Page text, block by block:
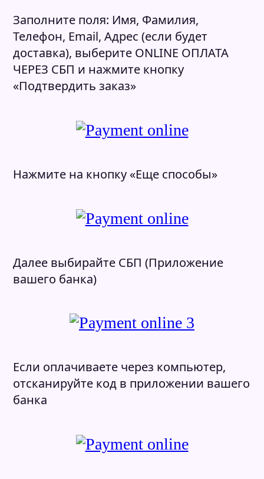
Заполните поля: Имя, Фамилия,
Телефон, Email, Адрес (если будет
доставка), выберите ONLINE ОПЛАТА
ЧЕРЕЗ СБП и нажмите кнопку
«Подтвердить заказ»
Нажмите на кнопку «Еще способы»
Далее выбирайте СБП (Приложение
вашего банка)
Если оплачиваете через компьютер,
отсканируйте код в приложении вашего
банка
Подтвердите, что Вы человек
Нажимая на кнопку, ясоглашаюсь на
обработку своих персональных данных
Согласен(на) с политикой обработки
персональных данных
Нажимая на кнопку, я соглашаюсьна
обработку своих персональных данных